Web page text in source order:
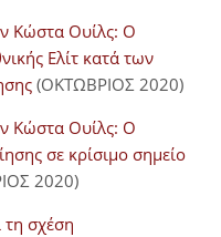
Κώστα Ουίλς: Ο
Ελίτ κατά των
(ΟΚΤΩΒΡΙΟΣ 2020)
Κώστα Ουίλς: Ο
σε κρίσιμο σημείο
2020)
σχέση